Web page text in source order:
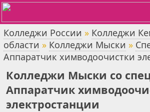
Колледжи России » Колледжи
области » Колледжи Мыски »
Аппаратчик химводоочистки
Колледжи Мыски со
Аппаратчик
электростанции